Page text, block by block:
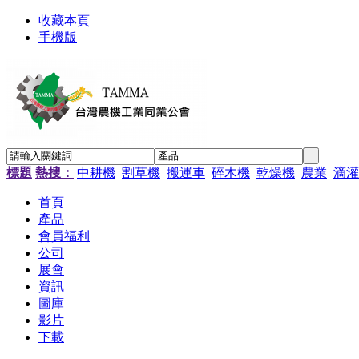
收藏本頁
手機版
標題 熱搜： 中耕機 割草機 搬運車 碎木機 乾燥機 農業 滴灌
首頁
產品
會員福利
公司
展會
資訊
圖庫
影片
下載